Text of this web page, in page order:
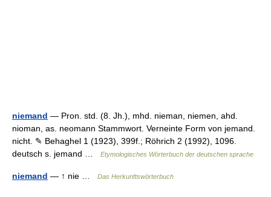
niemand — Pron. std. (8. Jh.), mhd. nieman, niemen, ahd.
nioman, as. neomann Stammwort. Verneinte Form von jemand.
nicht. ✎ Behaghel 1 (1923), 399f.; Röhrich 2 (1992), 1096.
deutsch s. jemand …
Etymologisches Wörterbuch der deutschen sprache
niemand — ↑ nie … Das Herkunftswörterbuch